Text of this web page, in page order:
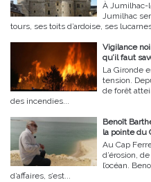
À Jumilhac-
Jumilhac
tours, ses toits d’ardoise, ses
Vigilance
qu’il faut
La Gironde
tension.
de forêt
des incendies...
Benoît
la pointe du
Au Cap
d’érosion,
l’océan.
d’affaires, s’est...